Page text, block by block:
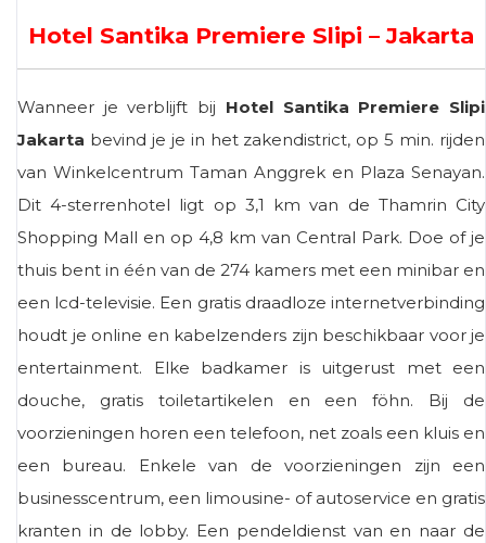
Hotel Santika Premiere Slipi – Jakarta
Wanneer je verblijft bij Hotel Santika Premiere Slipi
Jakarta bevind je je in het zakendistrict, op 5 min. rijden
van Winkelcentrum Taman Anggrek en Plaza Senayan.
Dit 4-sterrenhotel ligt op 3,1 km van de Thamrin City
Shopping Mall en op 4,8 km van Central Park. Doe of je
thuis bent in één van de 274 kamers met een minibar en
een lcd-televisie. Een gratis draadloze internetverbinding
houdt je online en kabelzenders zijn beschikbaar voor je
entertainment. Elke badkamer is uitgerust met een
douche, gratis toiletartikelen en een föhn. Bij de
voorzieningen horen een telefoon, net zoals een kluis en
een bureau. Enkele van de voorzieningen zijn een
businesscentrum, een limousine- of autoservice en gratis
kranten in de lobby. Een pendeldienst van en naar de